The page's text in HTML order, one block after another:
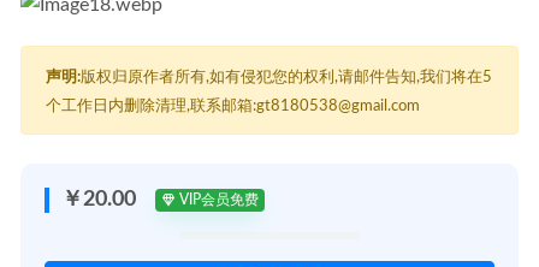
声明:版权归原作者所有,如有侵犯您的权利,请邮件告知,我们将在5
个工作日内删除清理,联系邮箱:gt8180538@gmail.com
￥20.00 VIP会员免费